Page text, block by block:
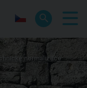
normalizace